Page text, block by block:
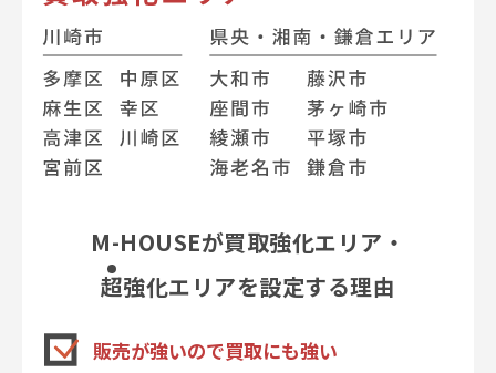
M-HOUSEが買取強化エリア・
超強化エリアを設定する理由
販売が強いので買取にも強い